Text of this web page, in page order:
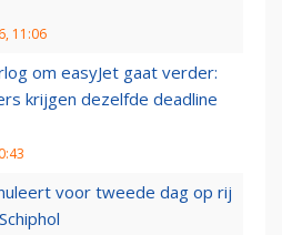
11:06
om easyJet gaat verder:
krijgen dezelfde deadline
voor tweede dag op rij